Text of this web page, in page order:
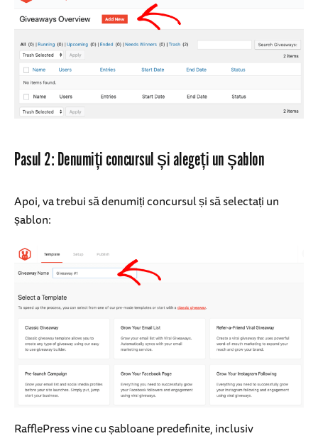
Pasul 2: Denumiți concursul și alegeți un șablon
Apoi, va trebui să denumiți concursul și să selectați un
șablon:
RafflePress vine cu șabloane predefinite, inclusiv